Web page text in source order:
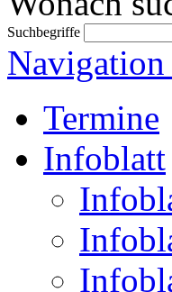
Suchbegriffe
Navigation
Termine
Infoblatt